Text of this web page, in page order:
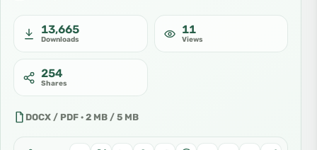
13,665
Downloads
11
Views
254
Shares
DOCX / PDF · 2 MB / 5 MB